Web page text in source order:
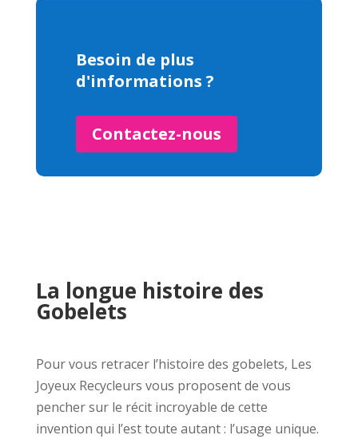
Besoin de plus
d'informations ?
Contactez-nous
La longue histoire des
Gobelets
Pour vous retracer l’histoire des gobelets, Les
Joyeux Recycleurs vous proposent de vous
pencher sur le récit incroyable de cette
invention qui l’est toute autant : l’usage unique.